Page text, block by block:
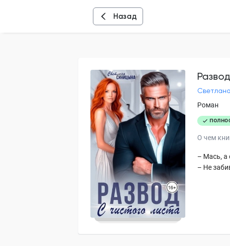
Назад
Роман
О чем
– Мась, а
– Не